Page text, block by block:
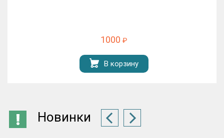
1000 ₽
В корзину
Новинки